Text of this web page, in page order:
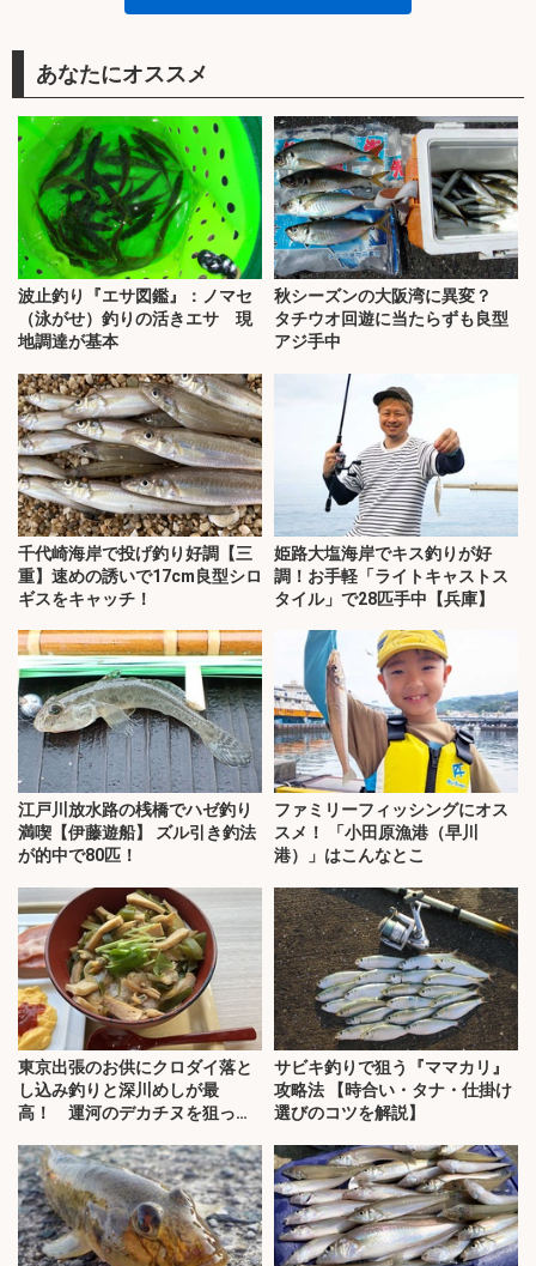
あなたにオススメ
波止釣り『エサ図鑑』：ノマセ
（泳がせ）釣りの活きエサ 現
地調達が基本
秋シーズンの大阪湾に異変？
タチウオ回遊に当たらずも良型
アジ手中
千代崎海岸で投げ釣り好調【三
重】速めの誘いで17cm良型シロ
ギスをキャッチ！
姫路大塩海岸でキス釣りが好
調！お手軽「ライトキャストス
タイル」で28匹手中【兵庫】
江戸川放水路の桟橋でハゼ釣り
満喫【伊藤遊船】 ズル引き釣法
が的中で80匹！
ファミリーフィッシングにオス
スメ！ 「小田原漁港（早川
港）」はこんなとこ
東京出張のお供にクロダイ落と
し込み釣りと深川めしが最
高！ 運河のデカチヌを狙って
サビキ釣りで狙う『ママカリ』
攻略法 【時合い・タナ・仕掛け
選びのコツを解説】